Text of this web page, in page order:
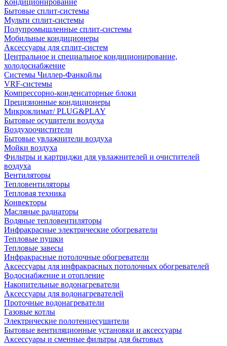
Кондиционирование
Бытовые сплит-системы
Мульти сплит-системы
Полупромышленные сплит-системы
Мобильные кондиционеры
Аксессуары для сплит-систем
Центральное и специальное кондиционирование,
холодоснабжение
Системы Чиллер-Фанкойлы
VRF-системы
Компрессорно-конденсаторные блоки
Прецизионные кондиционеры
Микроклимат/ PLUG&PLAY
Бытовые осушители воздуха
Воздухоочистители
Бытовые увлажнители воздуха
Мойки воздуха
Фильтры и картриджи для увлажнителей и очистителей
воздуха
Вентиляторы
Тепловентиляторы
Тепловая техника
Конвекторы
Масляные радиаторы
Водяные тепловентиляторы
Инфракрасные электрические обогреватели
Тепловые пушки
Тепловые завесы
Инфракрасные потолочные обогреватели
Аксессуары для инфракрасных потолочных обогревателей
Водоснабжение и отопление
Накопительные водонагреватели
Аксессуары для водонагревателей
Проточные водонагреватели
Газовые котлы
Электрические полотенцесушители
Бытовые вентиляционные установки и аксессуары
Аксессуары и сменные фильтры для бытовых